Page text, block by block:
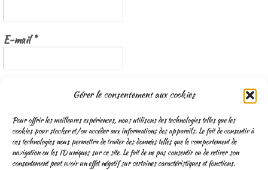
Gérer le consentement aux cookies
Pour offrir les meilleures expériences, nous utilisons des technologies telles que les
cookies pour stocker et/ou accéder aux informations des appareils. Le fait de consentir à
ces technologies nous permettra de traiter des données telles que le comportement de
navigation ou les ID uniques sur ce site. Le fait de ne pas consentir ou de retirer son
consentement peut avoir un effet négatif sur certaines caractéristiques et fonctions.
E-mail*
Nous gardons vos données privées et ne les partageons qu’avec les
tierces parties qui rendent ce service possible.Lisez notre politique de
confidentialité